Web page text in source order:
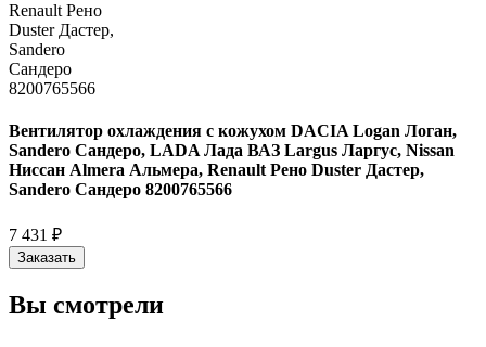
Вентилятор охлаждения с кожухом DACIA Logan Логан,
Sandero Сандеро, LADA Лада ВАЗ Largus Ларгус, Nissan
Ниссан Almera Альмера, Renault Рено Duster Дастер,
Sandero Сандеро 8200765566
7 431 ₽
Заказать
Вы смотрели